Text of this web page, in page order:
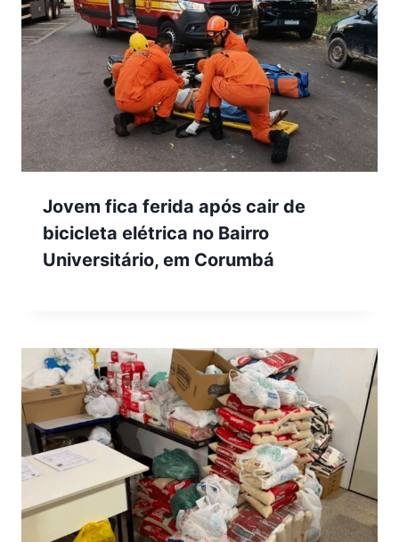
Jovem fica ferida após cair de
bicicleta elétrica no Bairro
Universitário, em Corumbá